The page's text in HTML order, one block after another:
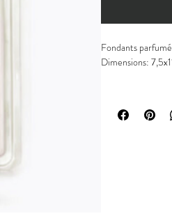
Fondants
Dimensions:
notes terreuses
orange Moro.